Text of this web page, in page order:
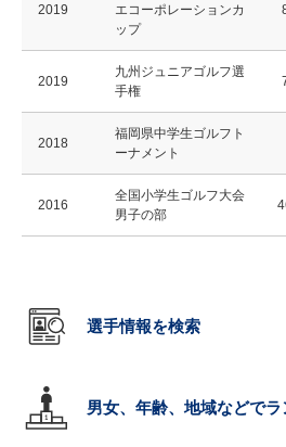
2019
エコーポレーションカ
ップ
2019
九州ジュニアゴルフ選
手権
2018
福岡県中学生ゴルフト
ーナメント
2016
全国小学生ゴルフ大会
男子の部
選手情報を検索
男女、年齢、地域などで